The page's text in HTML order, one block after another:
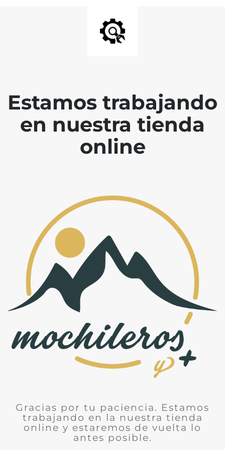
Estamos trabajando
en nuestra tienda
online
Gracias por tu paciencia. Estamos
trabajando en la nuestra tienda
online y estaremos de vuelta lo
antes posible.